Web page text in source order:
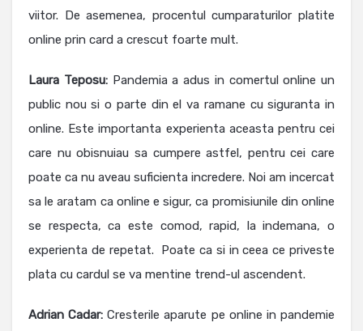
viitor. De asemenea, procentul cumparaturilor platite
online prin card a crescut foarte mult.
Laura Teposu:Pandemia a adus in comertul online un
public nou si o parte din el va ramane cu siguranta in
online. Este importanta experienta aceasta pentru cei
care nu obisnuiau sa cumpere astfel, pentru cei care
poate ca nu aveau suficienta incredere. Noi am incercat
sa le aratam ca online e sigur, ca promisiunile din online
se respecta, ca este comod, rapid, la indemana, o
experienta de repetat. Poate ca si in ceea ce priveste
plata cu cardul se va mentine trend-ul ascendent.
Adrian Cadar: Cresterile aparute pe online in pandemie